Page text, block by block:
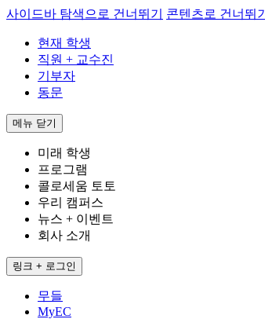
사이드바 탐색으로 건너뛰기 콘텐츠로 건너뛰기
현재 학생
직원 + 교수진
기부자
동문
메뉴 닫기
미래 학생
프로그램
콜로세움 토토
우리 캠퍼스
뉴스 + 이벤트
회사 소개
링크 + 로그인
무들
MyEC